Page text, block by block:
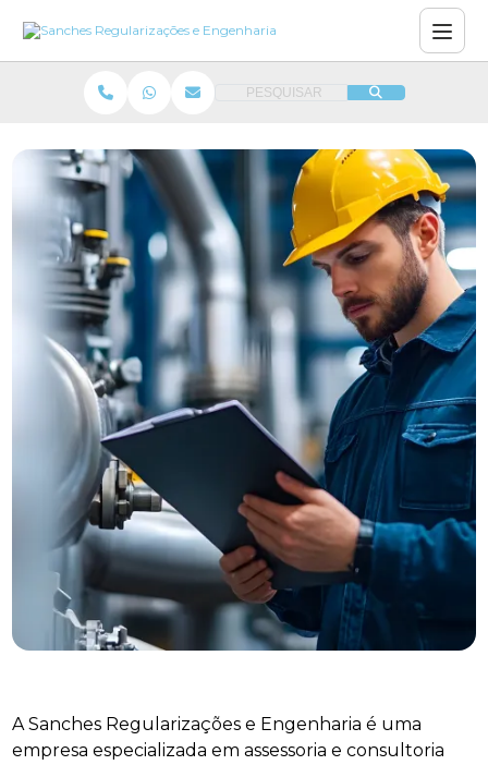
PESQUISAR
A Sanches Regularizações e Engenharia é uma
empresa especializada em assessoria e consultoria